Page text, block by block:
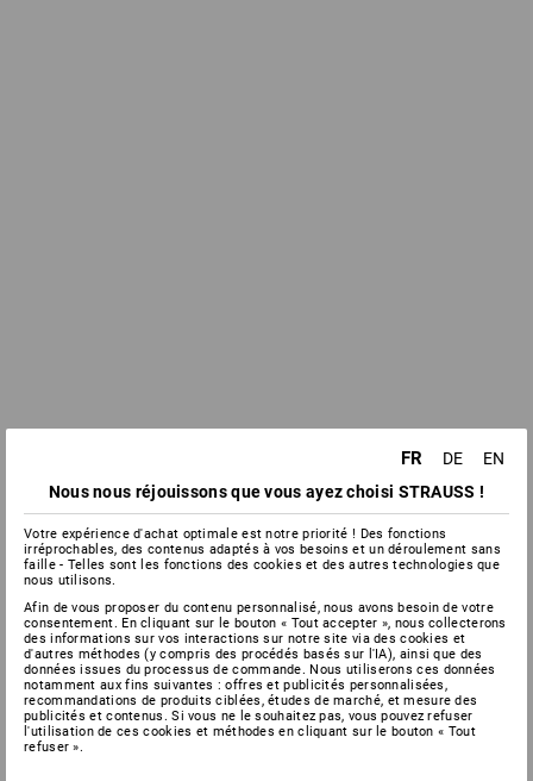
FR DE
EN
Nous nous réjouissons que vous ayez choisi STRAUSS !
Votre expérience d'achat optimale est notre priorité ! Des fonctions
irréprochables, des contenus adaptés à vos besoins et un déroulement sans
faille - Telles sont les fonctions des cookies et des autres technologies que
nous utilisons.
Afin de vous proposer du contenu personnalisé, nous avons besoin de votre
consentement. En cliquant sur le bouton « Tout accepter », nous collecterons
des informations sur vos interactions sur notre site via des cookies et
d'autres méthodes (y compris des procédés basés sur l'IA), ainsi que des
données issues du processus de commande. Nous utiliserons ces données
notamment aux fins suivantes : offres et publicités personnalisées,
recommandations de produits ciblées, études de marché, et mesure des
publicités et contenus. Si vous ne le souhaitez pas, vous pouvez refuser
l'utilisation de ces cookies et méthodes en cliquant sur le bouton « Tout
refuser ».